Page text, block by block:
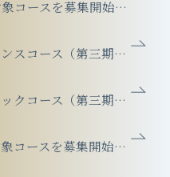
を募集開始しました。
期）は満席となりました。
期）は満席となりました。
を募集開始しました。